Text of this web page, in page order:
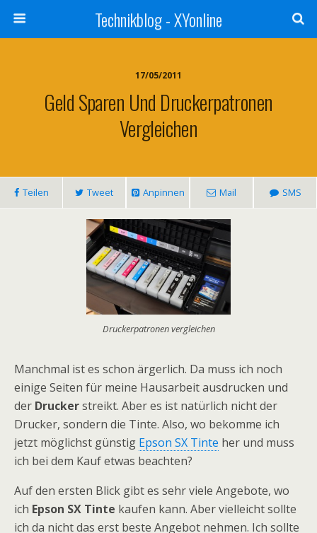
Technikblog - XYonline
17/05/2011
Geld Sparen Und Druckerpatronen
Vergleichen
Teilen Tweet Anpinnen Mail SMS
Druckerpatronen vergleichen
Manchmal ist es schon ärgerlich. Da muss ich noch
einige Seiten für meine Hausarbeit ausdrucken und
der Druckerstreikt. Aber es ist natürlich nicht der
Drucker, sondern die Tinte. Also, wo bekomme ich
jetzt möglichst günstig Epson SX Tinte her und muss
ich bei dem Kauf etwas beachten?
Auf den ersten Blick gibt es sehr viele Angebote, wo
ich Epson SX Tinte kaufen kann. Aber vielleicht sollte
ich da nicht das erst beste Angebot nehmen. Ich sollte